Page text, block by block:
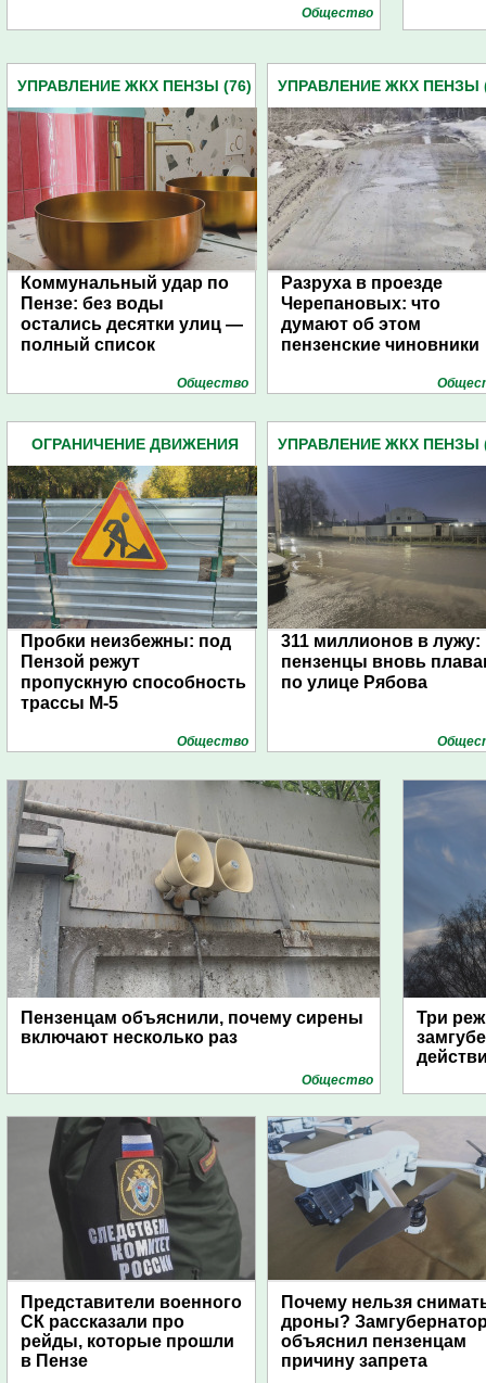
Общество
УПРАВЛЕНИЕ ЖКХ ПЕНЗЫ (76)
Коммунальный удар по
Пензе: без воды
остались десятки улиц —
полный список
Общество
УПРАВЛЕНИЕ ЖКХ ПЕНЗЫ
Разруха в проезде
Черепановых: что
думают об этом
пензенские чиновники
ОГРАНИЧЕНИЕ ДВИЖЕНИЯ
Пробки неизбежны: под
Пензой режут
пропускную способность
трассы М-5
Общество
УПРАВЛЕНИЕ ЖКХ ПЕНЗЫ
311 миллионов в лужу:
пензенцы вновь
по улице Рябова
Пензенцам объяснили, почему сирены
включают несколько раз
Общество
Три
Представители военного
СК рассказали про
рейды, которые прошли
в Пензе
Почему нельзя
дроны?
объяснил пензенцам
причину запрета